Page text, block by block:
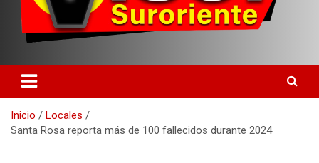
Inicio
Locales
Santa Rosa reporta más de 100 fallecidos durante 2024